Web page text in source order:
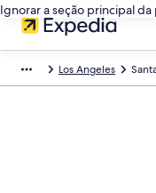
Ignorar a seção principal da
Los Angeles